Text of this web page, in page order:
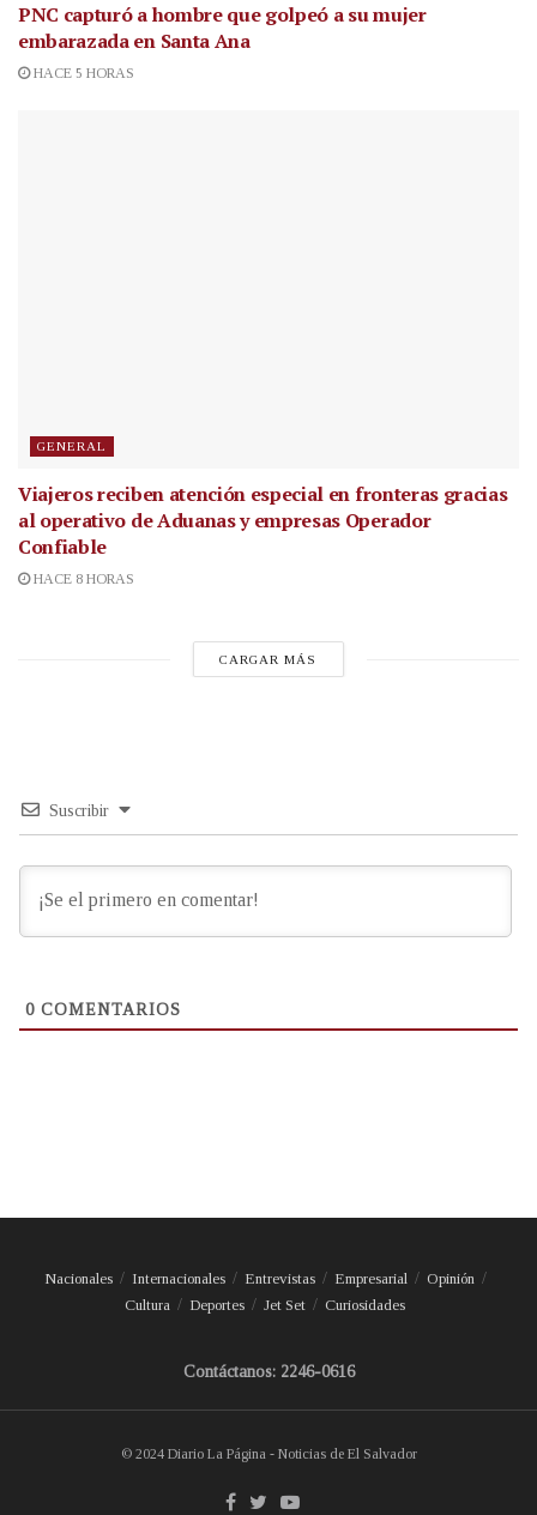
PNC capturó a hombre que golpeó a su mujer
embarazada en Santa Ana
HACE 5 HORAS
GENERAL
Viajeros reciben atención especial en fronteras gracias
al operativo de Aduanas y empresas Operador
Confiable
HACE 8 HORAS
CARGAR MÁS
Suscribir
0 COMENTARIOS
Nacionales Internacionales Entrevistas Empresarial
Opinión
Cultura
Deportes Jet Set Curiosidades
Contáctanos: 2246-0616
© 2024 Diario La Página - Noticias de El Salvador